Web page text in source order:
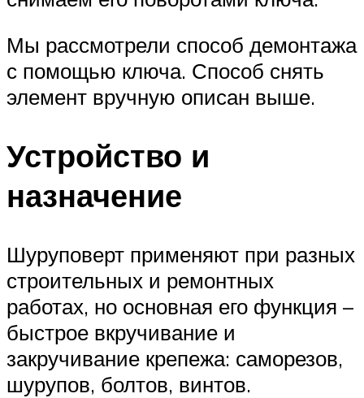
Мы рассмотрели способ демонтажа
с помощью ключа. Способ снять
элемент вручную описан выше.
Устройство и
назначение
Шуруповерт применяют при разных
строительных и ремонтных
работах, но основная его функция –
быстрое вкручивание и
закручивание крепежа: саморезов,
шурупов, болтов, винтов.